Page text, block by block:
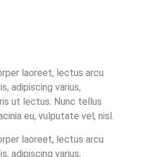
laoreet, lectus arcu
adipiscing varius,
ut lectus. Nunc tellus
eu, vulputate vel, nisl.
laoreet, lectus arcu
adipiscing varius,